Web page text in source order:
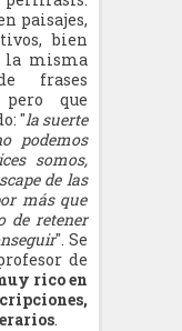
paisajes,
bien
la misma
frases
pero que
"la suerte
podemos
somos,
de las
más que
de retener
". Se
de
rico en
.